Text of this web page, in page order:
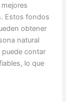
Estos fondos
obtener
natural
puede contar
lo que